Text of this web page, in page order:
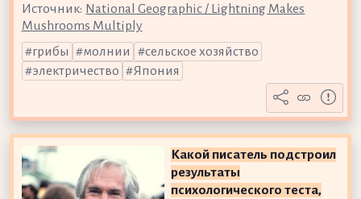
Источник: National Geographic / Lightning Makes
Mushrooms Multiply
грибы
молнии
сельское хозяйство
электричество
Япония
Какой писатель подстроил
результаты
психологического теста,